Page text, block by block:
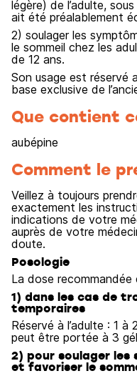
légère) de l’adulte,
ait été préalablement
2) soulager les
le sommeil chez les
de 12 ans.
Son usage est réservé
base exclusive de
Que contient
aubépine
Comment le
Veillez à toujours
exactement les
indications de votre
auprès de votre
doute.
Posologie
La dose recommandée
1) dans les cas de
temporaires
Réservé à l’adulte : 1 à
peut être portée à 3
2) pour soulager les
et favoriser le